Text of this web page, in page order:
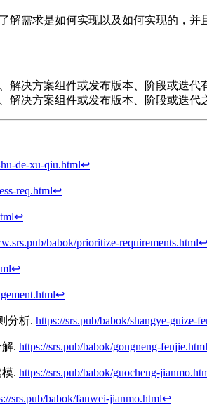
需求是如何实现以及如何实现的，并
解决方案组件或发布版本、阶段或迭代
解决方案组件或发布版本、阶段或迭代
de-xu-qiu.html↩︎
req.html↩︎
↩︎
babok/prioritize-requirements.html↩︎
↩︎
↩︎
分析. https://srs.pub/babok/shangye-guize-
. https://srs.pub/babok/gongneng-fenjie.html
. https://srs.pub/babok/guocheng-
srs.pub/babok/fanwei-jianmo.html↩︎